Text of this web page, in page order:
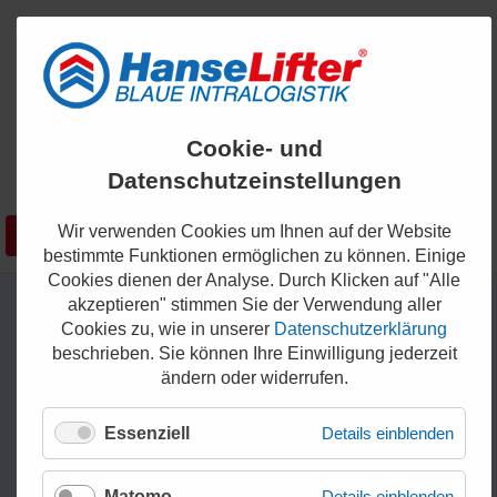
Cookie- und
Datenschutzeinstellungen
Wir verwenden Cookies um Ihnen auf der Website
bestimmte Funktionen ermöglichen zu können. Einige
Cookies dienen der Analyse. Durch Klicken auf "Alle
akzeptieren" stimmen Sie der Verwendung aller
Cookies zu, wie in unserer Datenschutzerklärung
beschrieben. Sie können Ihre Einwilligung jederzeit
ändern oder widerrufen.
Essenziell Details einblenden
ENGLISH
KONTAKT
SHOP Suchen